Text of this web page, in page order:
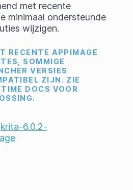
met recente
minimaal ondersteunde
wijzigen.
RECENTE APPIMAGE
SOMMIGE
VERSIES
ZIJN. ZIE
DOCS VOOR
krita-6.0.2-